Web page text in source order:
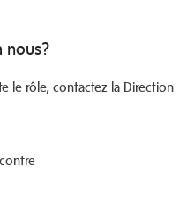
nous?
le rôle, contactez la Direction